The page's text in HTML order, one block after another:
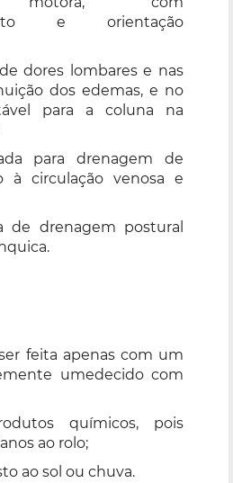
e orientação
dores lombares e nas
dos edemas, e no
para a coluna na
para drenagem de
à circulação venosa e
de drenagem postural
feita apenas com um
umedecido com
químicos, pois
ao rolo;
ao sol ou chuva.